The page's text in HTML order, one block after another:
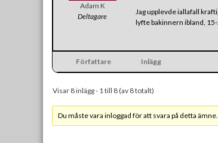
Adam K
Deltagare
Jag upplevde iallafall
lyfte bakinnern ibland, 15-
Författare Inlägg
Visar 8 inlägg - 1 till 8 (av 8 totalt)
Du måste vara inloggad för att svara på detta ämne.